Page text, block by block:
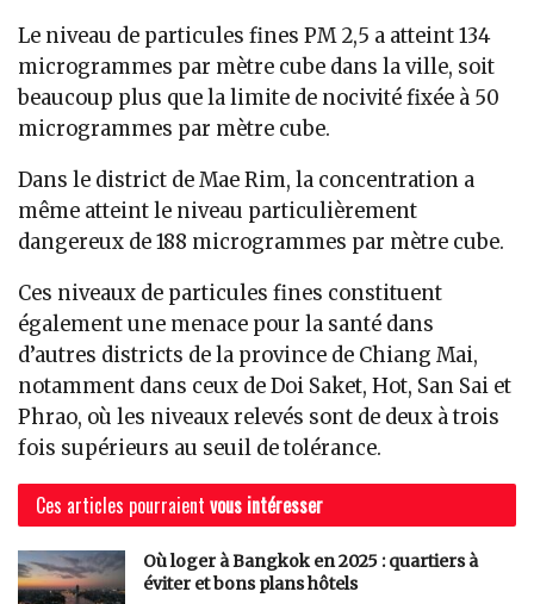
Le niveau de particules fines PM 2,5 a atteint 134
microgrammes par mètre cube dans la ville, soit
beaucoup plus que la limite de nocivité fixée à 50
microgrammes par mètre cube.
Dans le district de Mae Rim, la concentration a
même atteint le niveau particulièrement
dangereux de 188 microgrammes par mètre cube.
Ces niveaux de particules fines constituent
également une menace pour la santé dans
d’autres districts de la province de Chiang Mai,
notamment dans ceux de Doi Saket, Hot, San Sai et
Phrao, où les niveaux relevés sont de deux à trois
fois supérieurs au seuil de tolérance.
Ces articles pourraient vous intéresser
Où loger à Bangkok en 2025 : quartiers à
éviter et bons plans hôtels